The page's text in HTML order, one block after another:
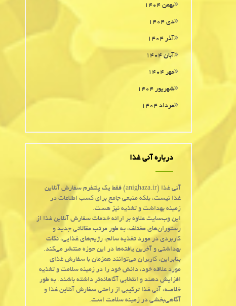
بهمن ۱۴۰۴
دی ۱۴۰۴
آذر ۱۴۰۴
آبان ۱۴۰۴
مهر ۱۴۰۴
شهریور ۱۴۰۴
مرداد ۱۴۰۴
درباره آنی غذا
آنی غذا (anighaza.ir) فقط یک پلتفرم سفارش آنلاین
غذا نیست، بلکه منبعی جامع برای کسب اطلاعات در
زمینه بهداشت و تغذیه نیز هست.
این وب‌سایت علاوه بر ارائه خدمات سفارش آنلاین غذا از
رستوران‌های مختلف، به طور مرتب مقالاتی جدید و
کاربردی در مورد تغذیه سالم، رژیم‌های غذایی، نکات
بهداشتی و آخرین یافته‌ها در این حوزه منتشر می‌کند.
بنابراین، کاربران می‌توانند همزمان با سفارش غذای
مورد علاقه خود، دانش خود را در زمینه سلامت و تغذیه
افزایش دهند و انتخابی آگاهانه‌تر داشته باشند. به طور
خلاصه، آنی غذا ترکیبی از راحتی سفارش آنلاین غذا و
آگاهی‌بخشی در زمینه سلامت است.